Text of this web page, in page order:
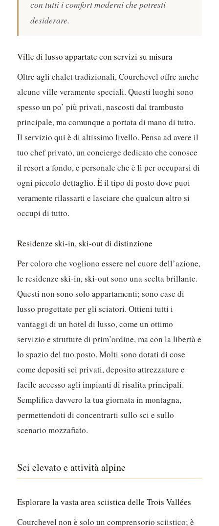
con tutti i comfort moderni che potresti
desiderare.
Ville di lusso appartate con servizi su misura
Oltre agli chalet tradizionali, Courchevel offre anche
alcune ville veramente speciali. Questi luoghi sono
spesso un po’ più privati, nascosti dal trambusto
principale, ma comunque a portata di mano di tutto.
Il servizio qui è di altissimo livello. Pensa ad avere il
tuo chef privato, un concierge dedicato che conosce
il resort a fondo, e personale che è lì per occuparsi di
ogni piccolo dettaglio. È il tipo di posto dove puoi
veramente rilassarti e lasciare che qualcun altro si
occupi di tutto.
Residenze ski-in, ski-out di distinzione
Per coloro che vogliono essere nel cuore dell’azione,
le residenze ski-in, ski-out sono una scelta brillante.
Questi non sono solo appartamenti; sono case di
lusso progettate per gli sciatori. Ottieni tutti i
vantaggi di un hotel di lusso, come un ottimo
servizio e strutture di prim’ordine, ma con la libertà e
lo spazio del tuo posto. Molti sono dotati di cose
come depositi sci privati, deposito attrezzature e
facile accesso agli impianti di risalita principali.
Semplifica davvero la tua giornata in montagna,
permettendoti di concentrarti sullo sci e sullo
scenario mozzafiato.
Sci elevato e attività alpine
Esplorare la vasta area sciistica delle Trois Vallées
Courchevel non è solo un comprensorio sciistico; è